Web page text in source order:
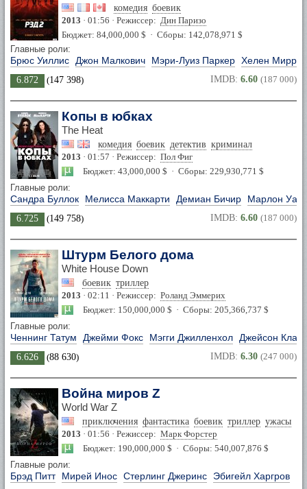
комедия боевик
2013 · 01:56 · Режиссер: Дин Паризо
Бюджет: 84,000,000 $ · Сборы: 142,078,971 $
Главные роли:
Брюс Уиллис Джон Малкович Мэри-Луиз Паркер Хелен Миррен
6.872 (147 398) IMDB: 6.60 (187 000)
Копы в юбках
The Heat
комедия боевик детектив криминал
2013 · 01:57 · Режиссер: Пол Фиг
Бюджет: 43,000,000 $ · Сборы: 229,930,771 $
Главные роли:
Сандра Буллок Мелисса Маккарти Демиан Бичир Марлон
6.725 (149 758) IMDB: 6.60 (187 000)
Штурм Белого дома
White House Down
боевик триллер
2013 · 02:11 · Режиссер: Роланд Эммерих
Бюджет: 150,000,000 $ · Сборы: 205,366,737 $
Главные роли:
Ченнинг Татум Джейми Фокс Мэгги Джилленхол Джейсон Кларк
6.626 (88 630) IMDB: 6.30 (247 000)
Война миров Z
World War Z
приключения фантастика боевик триллер ужасы
2013 · 01:56 · Режиссер: Марк Форстер
Бюджет: 190,000,000 $ · Сборы: 540,007,876 $
Главные роли:
Брэд Питт Мирей Инос Стерлинг Джеринс Эбигейл Харгров